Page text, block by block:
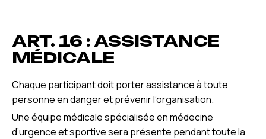
ART. 16 : ASSISTANCE
MÉDICALE
Chaque participant doit porter assistance à toute
personne en danger et prévenir l’organisation.
Une équipe médicale spécialisée en médecine
d’urgence et sportive sera présente pendant toute la